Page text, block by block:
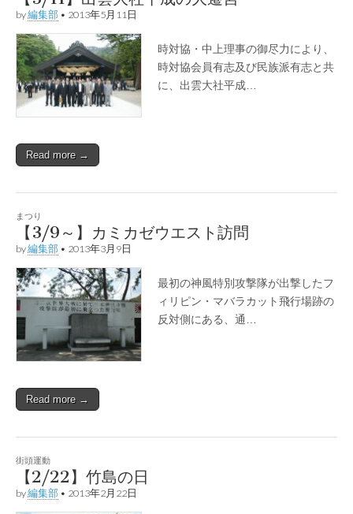
by編集部 • 2013年5月11日
時対協・中上理事の御尽力により、
時対協会員有志及び民族派有志と共
に、出雲大社平成…
Read more →
まつり
【3/9～】カミカゼウエスト訪問
by編集部 • 2013年3月9日
最初の神風特別攻撃隊が出撃したフ
ィリピン・マバラカット飛行場跡の
反対側にある、通…
Read more →
街頭運動
【2/22】竹島の日
by編集部 • 2013年2月22日